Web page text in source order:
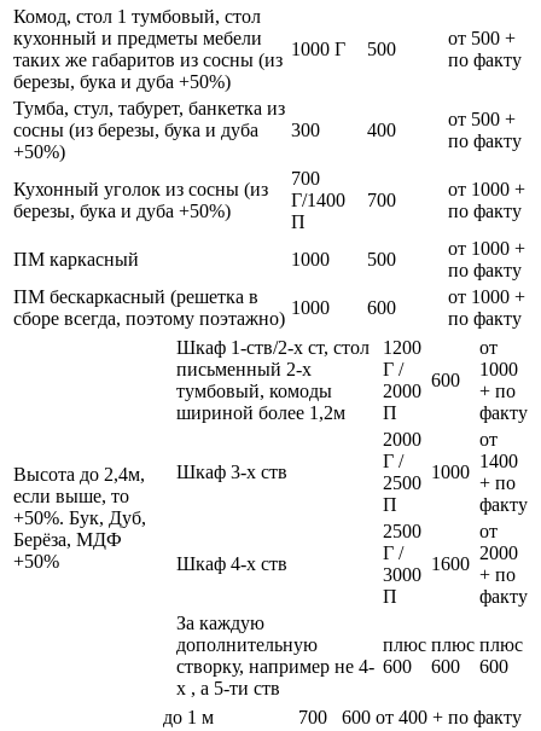
Комод, стол 1 тумбовый, стол
кухонный и предметы мебели
таких же габаритов из сосны (из
березы, бука и дуба +50%)
1000 Г 500
от 500 +
по факту
Тумба, стул, табурет, банкетка из
сосны (из березы, бука и дуба
+50%)
300 400
от 500 +
по факту
Кухонный уголок из сосны (из
березы, бука и дуба +50%)
700
Г/1400
П
700
от 1000 +
по факту
ПМ каркасный 1000 500
от 1000 +
по факту
ПМ бескаркасный (решетка в
сборе всегда, поэтому поэтажно)
1000 600
от 1000 +
по факту
Высота до 2,4м,
если выше, то
+50%. Бук, Дуб,
Берёза, МДФ
+50%
Шкаф 1-ств/2-х ст, стол
письменный 2-х
тумбовый, комоды
шириной более 1,2м
1200
Г /
2000
П
600
от
1000
+ по
факту
Шкаф 3-х ств
2000
Г /
2500
П
1000
от
1400
+ по
факту
Шкаф 4-х ств
2500
Г /
3000
П
1600
от
2000
+ по
факту
За каждую
дополнительную
створку, например не 4-
х , а 5-ти ств
плюс
600
плюс
600
плюс
600
до 1 м 700 600 от 400 + по факту